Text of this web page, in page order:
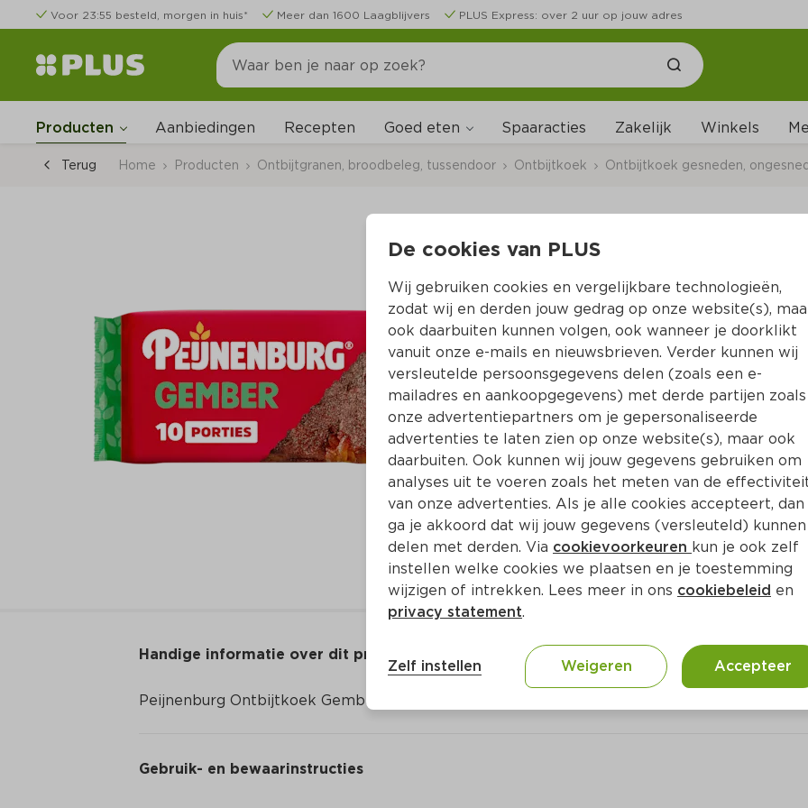
Voor 23:55 besteld, morgen in huis* Meer dan 1600 Laagblijvers PLUS Express: over 2 uur op jouw adres
Producten Aanbiedingen Recepten Goed eten Spaaracties Zakelijk Winkels
Terug Home Producten Ontbijtgranen, broodbeleg, tussendoor Ontbijtkoek Ontbijtkoek gesneden,
Peijnenburg
Per Wikkel 348 g  (per kilo €6.87)
2.39
Toevoegen
Handige informatie over dit product
Peijnenburg Ontbijtkoek Gember ongesneden 348 gram (10 porties)
Gebruik- en bewaarinstructies
De cookies van PLUS
Wij gebruiken cookies en vergelijkbare technologieën,
zodat wij en derden jouw gedrag op onze website(s),
ook daarbuiten kunnen volgen, ook wanneer je doorklikt
vanuit onze e-mails en nieuwsbrieven. Verder kunnen wij
versleutelde persoonsgegevens delen (zoals een e-
mailadres en aankoopgegevens) met derde partijen zoals
onze advertentiepartners om je gepersonaliseerde
advertenties te laten zien op onze website(s), maar ook
daarbuiten. Ook kunnen wij jouw gegevens gebruiken om
analyses uit te voeren zoals het meten van de
van onze advertenties. Als je alle cookies accepteert, dan
ga je akkoord dat wij jouw gegevens (versleuteld) kunnen
delen met derden. Via cookievoorkeuren kun je ook zelf
instellen welke cookies we plaatsen en je toestemming
wijzigen of intrekken. Lees meer in ons cookiebeleid en
privacy statement.
Zelf instellen Weigeren Accepteer